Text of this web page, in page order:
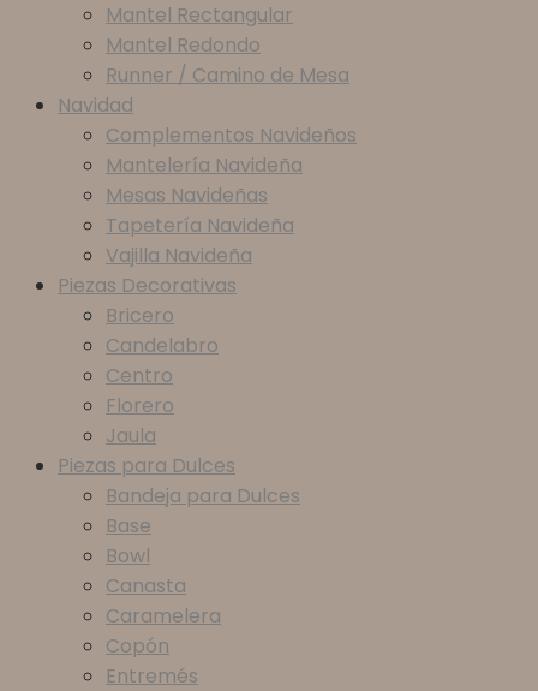
Mantel Rectangular
Mantel Redondo
Runner / Camino de Mesa
Navidad
Complementos Navideños
Mantelería Navideña
Mesas Navideñas
Tapetería Navideña
Vajilla Navideña
Piezas Decorativas
Bricero
Candelabro
Centro
Florero
Jaula
Piezas para Dulces
Bandeja para Dulces
Base
Bowl
Canasta
Caramelera
Copón
Entremés